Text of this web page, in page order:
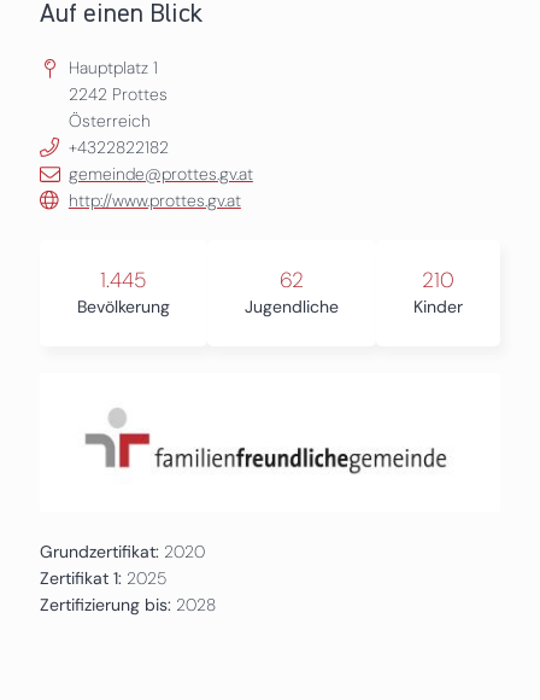
Auf einen Blick
Hauptplatz 1
2242 Prottes
Österreich
+4322822182
gemeinde@prottes.gv.at
http://www.prottes.gv.at
1.445
Bevölkerung
62
Jugendliche
210
Kinder
Grundzertifikat: 2020
Zertifikat 1: 2025
Zertifizierung bis: 2028